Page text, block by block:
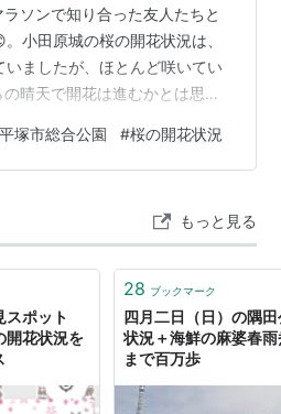
ソンで知り合った友人たちと
小田原城の桜の開花状況は、
ましたが、ほとんど咲いてい
晴天で開花は進むかとは思い
観察のフィールドのひとつ平
況を見に行って来ました。 桜
いない木もあったりとまちま
事な枝垂桜となるこちらの巨木
ていません。 ま…
平塚市総合公園 #桜の開花状況
もっと見る
スポット
開花状況を
28 ブックマーク
四月二日（日）の隅
状況＋海鮮の麻婆春
まで百万歩